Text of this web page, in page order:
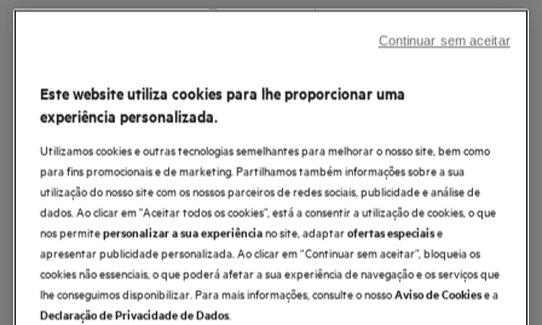
Toque para ampliar
EF163
Kit de Filtros de Partículas Finas
para Aspiradores Wet & Dry
0 (0)
Benefícios
Filtragem ideal com fluxo de ar máximo. Proteção contra partículas de pó.
Este website utiliza cookies para lhe proporcionar uma
experiência personalizada.
Utilizamos cookies e outras tecnologias semelhantes para melhorar o nosso site, bem como
para fins promocionais e de marketing. Partilhamos também informações sobre a sua
utilização do nosso site com os nossos parceiros de redes sociais, publicidade e análise de
dados. Ao clicar em "Aceitar todos os cookies”, está a consentir a utilização de cookies, o que
nos permitepersonalizar a sua experiênciano site, adaptarofertas especiaise
apresentar publicidade personalizada. Ao clicar em “Continuar sem aceitar”, bloqueia os
cookies não essenciais, o que poderá afetar a sua experiência de navegação e os serviços que
lhe conseguimos disponibilizar. Para mais informações, consulte o nossoAviso de Cookiese a
Declaração de Privacidade de Dados.
Continuar sem aceitar